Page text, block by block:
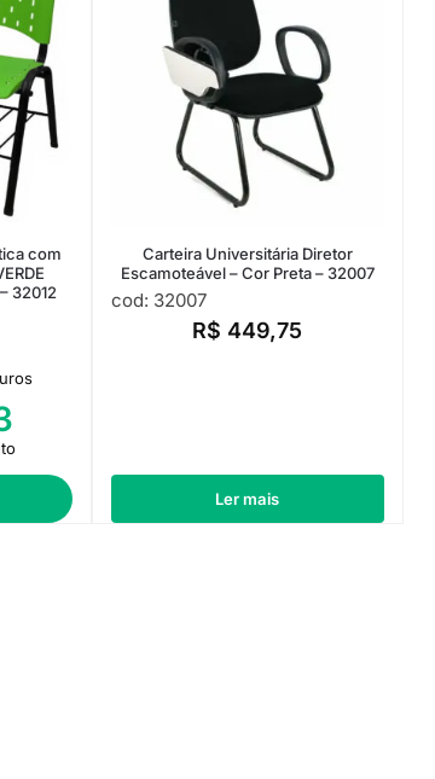
com
32012
Carteira Universitária Diretor
Escamoteável – Cor Preta – 32007
cod: 32007
R$ 449,75
Ler mais